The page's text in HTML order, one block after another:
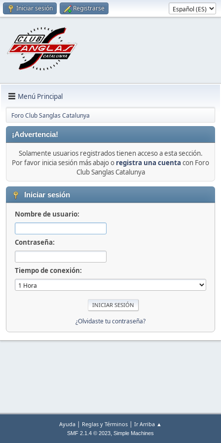
Iniciar sesión Registrarse
Menú Principal
Foro Club Sanglas Catalunya
¡Advertencia!
Solamente usuarios registrados tienen acceso a esta sección.
Por favor inicia sesión más abajo o registra una cuenta con Foro
Club Sanglas Catalunya
Iniciar sesión
Nombre de usuario:
Contraseña:
Tiempo de conexión:
¿Olvidaste tu contraseña?
Ayuda | Reglas y Términos | Ir Arriba ▲
SMF 2.1.4 © 2023, Simple Machines